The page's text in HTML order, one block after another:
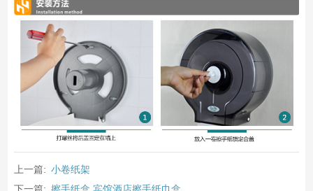
上一篇: 小卷纸架
下一篇: 擦手纸盒 宾馆酒店擦手纸巾盒